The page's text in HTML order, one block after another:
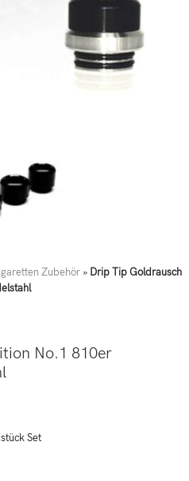
Zubehör » Drip Tip Goldrausch
No.1 810er
Set